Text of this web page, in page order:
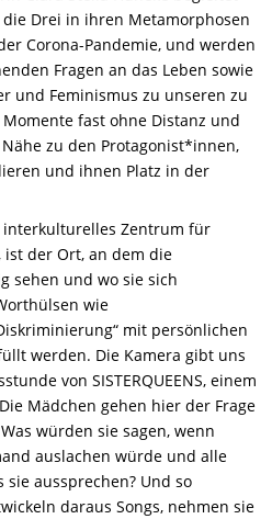
Drei in ihren Metamorphosen
Corona-Pandemie, und werden
Fragen an das Leben sowie
und Feminismus zu unseren zu
fast ohne Distanz und
zu den Protagonist*innen,
und ihnen Platz in der
interkulturelles Zentrum für
der Ort, an dem die
sehen und wo sie sich
wie
mit persönlichen
werden. Die Kamera gibt uns
von SISTERQUEENS, einem
Mädchen gehen hier der Frage
würden sie sagen, wenn
auslachen würde und alle
aussprechen? Und so
daraus Songs, nehmen sie